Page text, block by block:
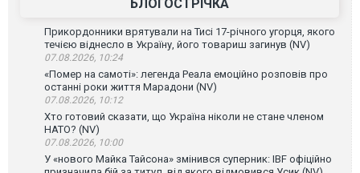
БЛОГОСТРІЧКА
Прикордонники врятували на Тисі 17-річного угорця, якого
течією віднесло в Україну, його товариш загинув (NV)
07.08.2026, 10:24
«Помер на самоті»: легенда Реала емоційно розповів про
останні роки життя Марадони (NV)
07.08.2026, 10:12
Хто готовий сказати, що Україна ніколи не стане членом
НАТО? (NV)
07.08.2026, 10:00
У «нового Майка Тайсона» змінився суперник: IBF офіційно